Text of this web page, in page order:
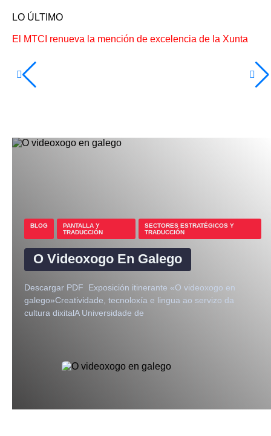
LO ÚLTIMO
El MTCI renueva la mención de excelencia de la Xunta
BLOG
PANTALLA Y
TRADUCCIÓN
SECTORES ESTRATÉGICOS Y
TRADUCCIÓN
O Videoxogo En Galego
Descargar PDF Exposición itinerante «O videoxogo en
galego»Creatividade, tecnoloxía e lingua ao servizo da
cultura dixitalA Universidade de